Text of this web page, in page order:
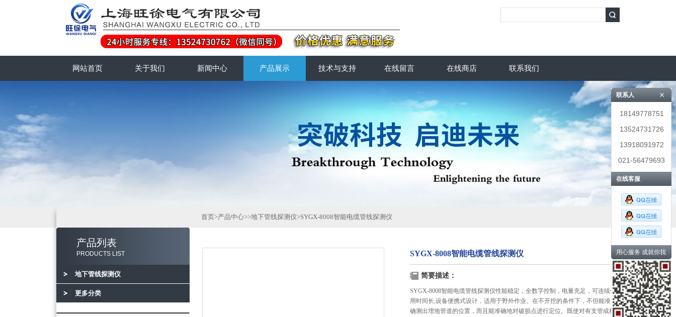
网站首页 关于我们 新闻中心 产品展示 技术与支持 在线留言 在线商店 联系我们
产品列表
PRODUCTS LIST
地下管线探测仪
更多分类
首页>产品中心>>地下管线探测仪>SYGX-8008智能电缆管线探测仪
SYGX-8008智能电缆管线探测仪
简要描述：
SYGX-8008智能电缆管线探测仪性能稳定，全数字控制，电量充足，可连续使
用时间长,设备便携式设计，适用于野外作业。在不开挖的条件下，不但能准
确测出埋地管道的位置，而且能准确地对破损点进行定位。既使对有支管或构
联系人
18149778751
13524731726
13918091972
021-56479693
在线客服
用心服务 成就你我